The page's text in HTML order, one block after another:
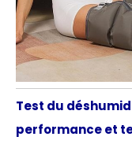
Test du
performance et